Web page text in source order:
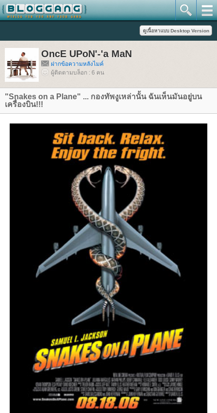
OncE UPoN'-'a MaN
ฝากข้อความหลังไมค์
ผู้ติดตามบล็อก : 6 คน
"Snakes on a Plane" ... กองทัพงูเหล่านั้น ฉันเห็นมันอยู่บน
เครื่องบิน!!!